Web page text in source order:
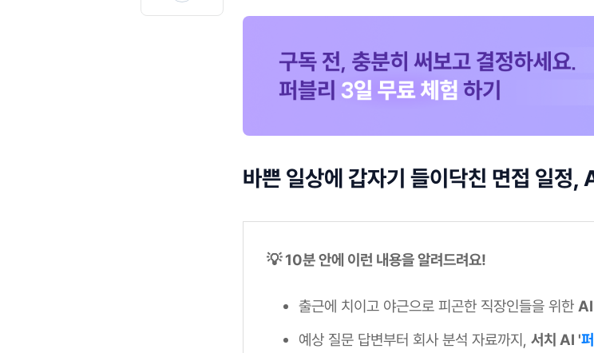
바쁜 일상에 갑자기 들이닥친 면접 일정,
💡 10분 안에 이런 내용을 알려드려요!
출근에 치이고 야근으로 피곤한 직장인들을 위한
예상 질문 답변부터 회사 분석 자료까지, 서치 AI '